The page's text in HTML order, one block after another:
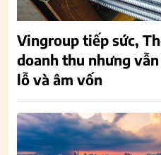
Vingroup tiếp sức,
doanh thu nhưng
lỗ và âm vốn